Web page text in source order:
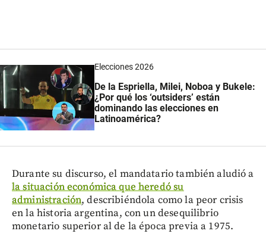
Elecciones 2026
De la Espriella, Milei, Noboa y Bukele:
¿Por qué los ‘outsiders’ están
dominando las elecciones en
Latinoamérica?
Durante su discurso, el mandatario también aludió a
la situación económica que heredó su
administración, describiéndola como la peor crisis
en la historia argentina, con un desequilibrio
monetario superior al de la época previa a 1975.